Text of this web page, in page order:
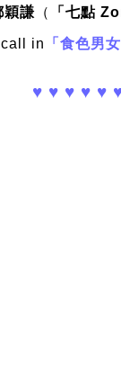
穎謙 （ 「七點
call in 「食色男女
♥ ♥ ♥ ♥ ♥